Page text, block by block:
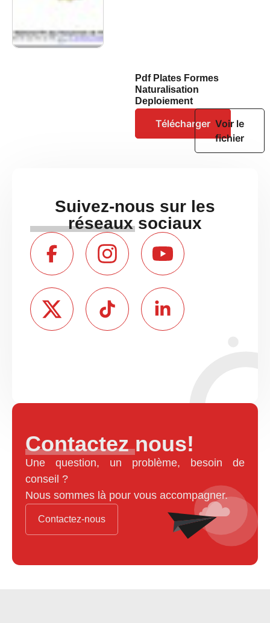
Pdf Plates Formes
Naturalisation
Deploiement
Télécharger Voir le
fichier
Suivez-nous sur les
réseaux sociaux
Contactez nous!
Une question, un problème, besoin de
conseil ?
Nous sommes là pour vous accompagner.
Contactez-nous